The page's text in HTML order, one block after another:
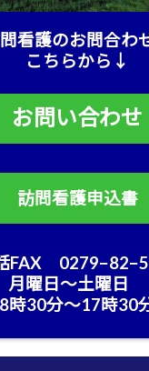
看護のお問合わ
こちらから↓
お問い合わせ
訪問看護申込書
FAX
月曜日〜土曜日
8時30分〜17時30